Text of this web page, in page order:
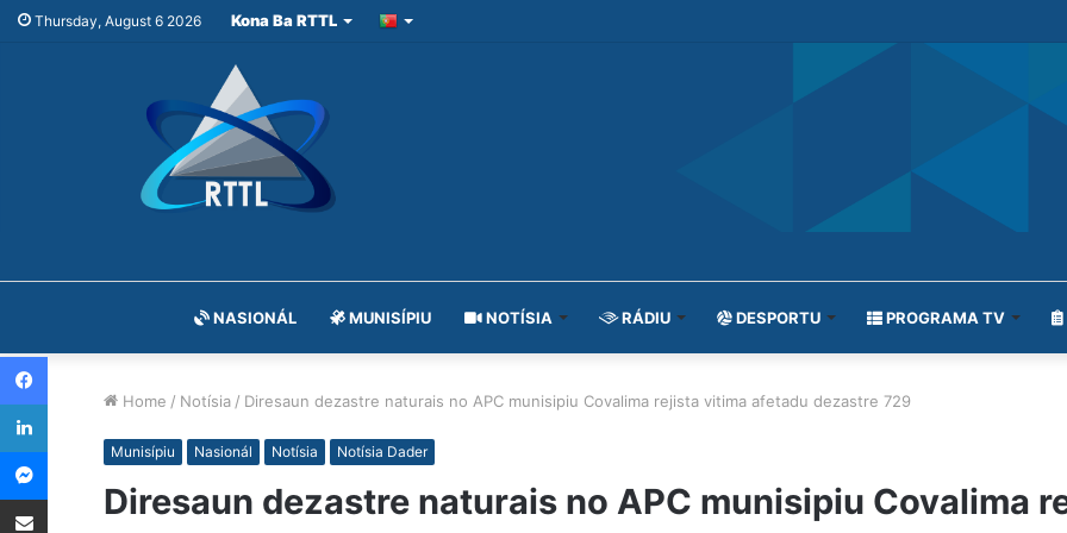
Thursday, August 6 2026 Kona Ba RTTL
NASIONÁL MUNISÍPIU NOTÍSIA RÁDIU DESPORTU PROGRAMA TV
Home / Notísia / Diresaun dezastre naturais no APC munisipiu Covalima rejista vitima afetadu dezastre 729
Munisípiu Nasionál Notísia Notísia Dader
Diresaun dezastre naturais no APC munisipiu Covalima
Facebook
LinkedIn
Messenger